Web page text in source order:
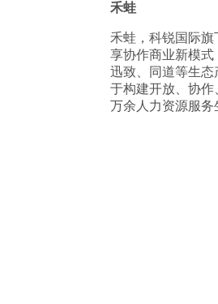
禾蛙
禾蛙，科锐国际
享协作商业新模式
迅致、同道等生
于构建开放、协
万余人力资源服务